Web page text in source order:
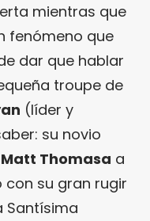
mientras que
fenómeno que
dar que hablar
troupe de
(líder y
su novio
Matt Thomasa a
su gran rugir
Santísima